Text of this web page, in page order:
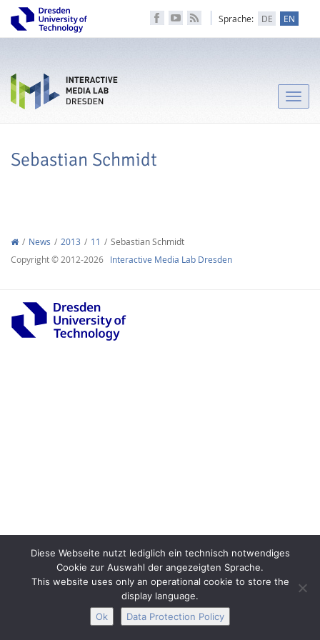
Sprache: DE EN
Toggle
Sebastian Schmidt
News 2013 11
Sebastian Schmidt
Copyright © 2012-2026 Interactive Media Lab Dresden
Diese Webseite nutzt lediglich ein technisch notwendiges
Cookie zur Auswahl der angezeigten Sprache.
This website uses only an operational cookie to store the
display language.
Ok
Data Protection Policy